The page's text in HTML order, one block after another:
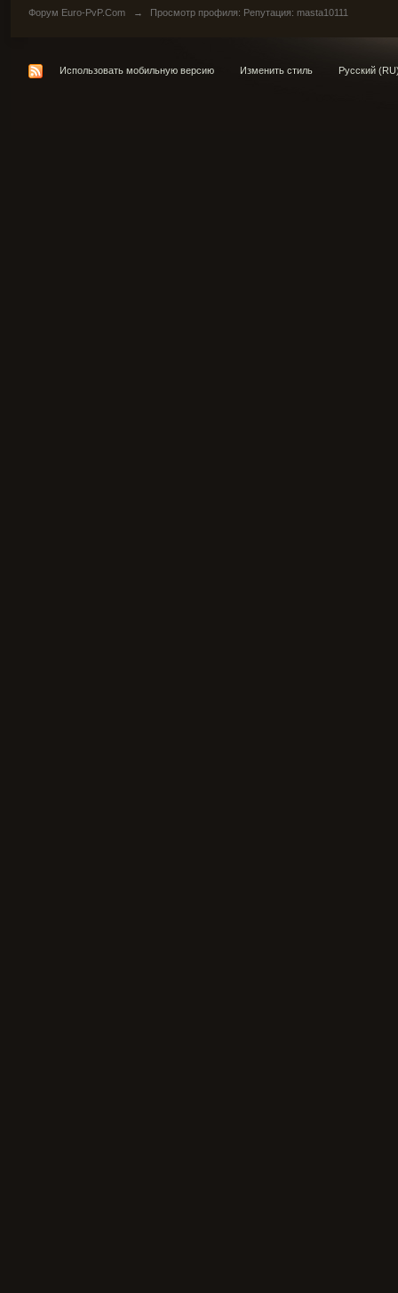
Форум Euro-PvP.Com → Просмотр профиля: Репутация: masta10111
Использовать мобильную версию Изменить стиль Русский